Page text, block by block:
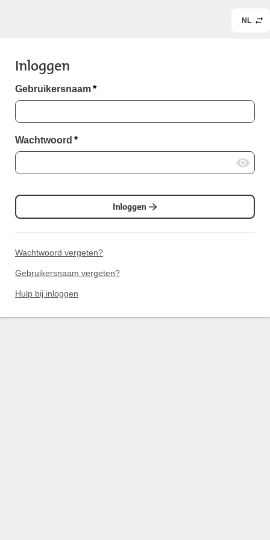
NL
Inloggen
Gebruikersnaam*
Wachtwoord *
Inloggen
Wachtwoord vergeten?
Gebruikersnaam vergeten?
Hulp bij inloggen